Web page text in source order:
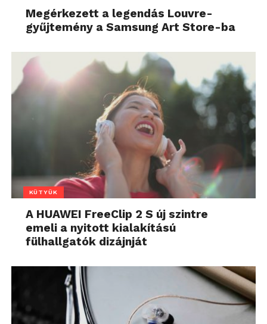
Megérkezett a legendás Louvre-
gyűjtemény a Samsung Art Store-ba
KÜTYÜK
A HUAWEI FreeClip 2 S új szintre
emeli a nyitott kialakítású
fülhallgatók dizájnját